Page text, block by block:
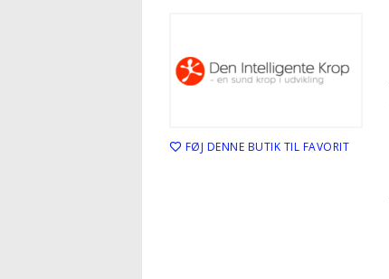
FØJ DENNE BUTIK TIL FAVORIT